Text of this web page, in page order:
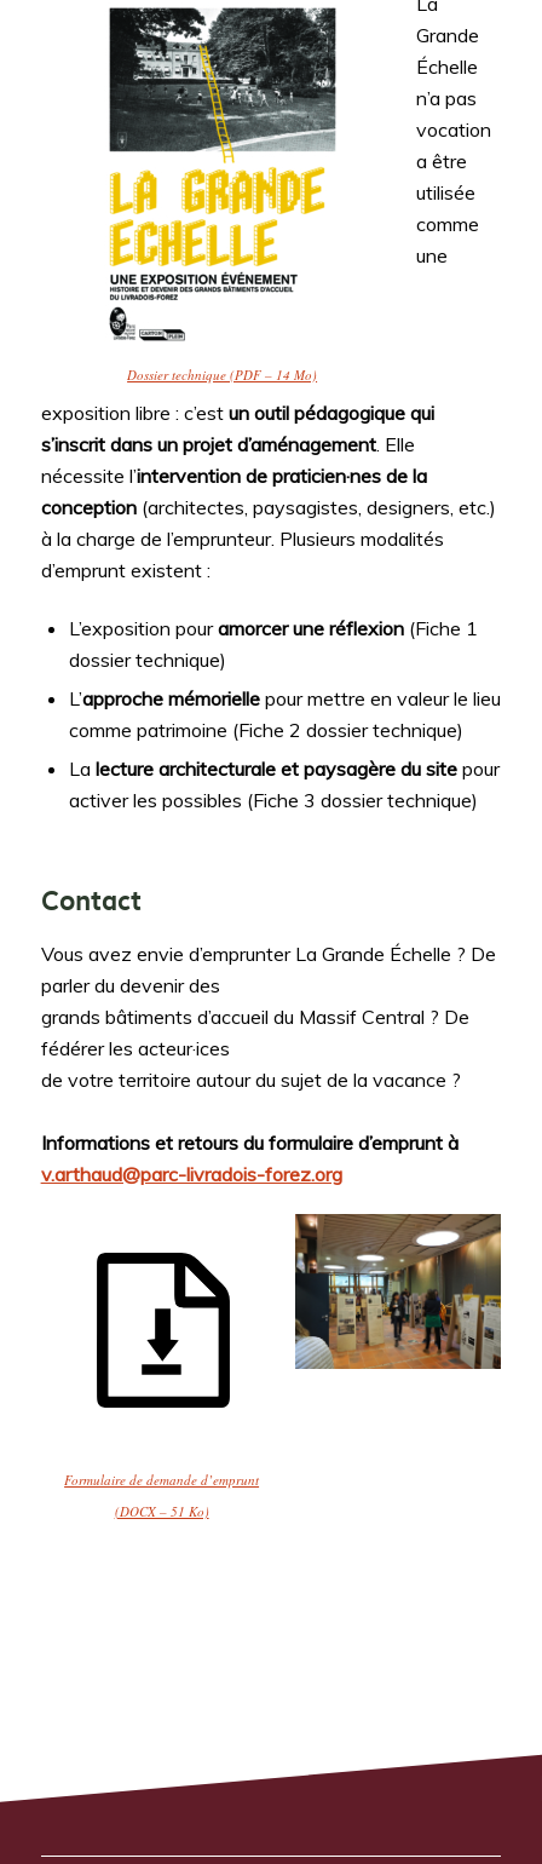
Dossier technique (PDF – 14 Mo)
Grande
Échelle
n’a pas
vocation
a être
utilisée
comme
une
exposition libre : c’est un outil pédagogique qui
s’inscrit dans un projet d’aménagement. Elle
nécessite l’intervention de praticien·nes de la
conception(architectes, paysagistes, designers, etc.)
à la charge de l’emprunteur. Plusieurs modalités
d’emprunt existent :
L’exposition pouramorcer une réflexion(Fiche 1
dossier technique)
L’approche mémoriellepour mettre en valeur le lieu
comme patrimoine (Fiche 2 dossier technique)
La lecture architecturale et paysagère du sitepour
activer les possibles (Fiche 3 dossier technique)
Contact
Vous avez envie d’emprunter La Grande Échelle ? De
parler du devenir des
grands bâtiments d’accueil du Massif Central ? De
fédérer les acteur·ices
de votre territoire autour du sujet de la vacance ?
Informations et retours du formulaire d’emprunt à
v.arthaud@parc-livradois-forez.org
Formulaire de demande d’emprunt
(DOCX – 51 Ko)